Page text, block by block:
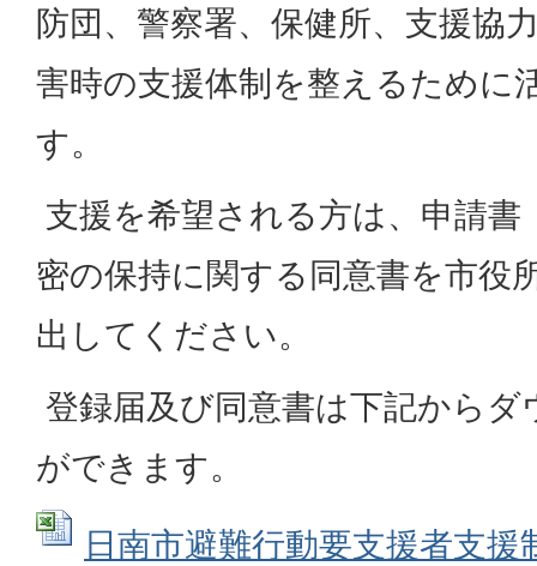
防団、警察署、保健所、支援協
害時の支援体制を整えるために
す。
支援を希望される方は、申請書
密の保持に関する同意書を市役
出してください。
登録届及び同意書は下記から
ができます。
日南市避難行動要支援者支